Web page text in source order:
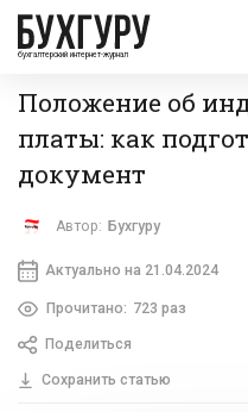
бухгалтерский интернет-журнал
Положение об
платы: как
документ
Автор: Бухгуру
Актуально на 21.04.2024
Прочитано: 723 раз
Поделиться
Сохранить статью